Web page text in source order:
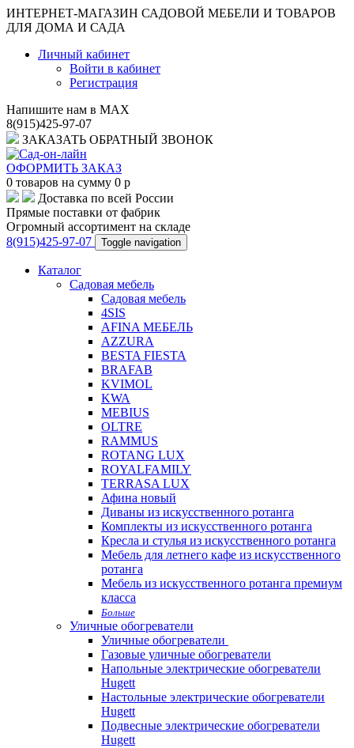
ИНТЕРНЕТ-МАГАЗИН САДОВОЙ МЕБЕЛИ И ТОВАРОВ
ДЛЯ ДОМА И САДА
Личный кабинет
Войти в кабинет
Регистрация
Напишите нам в MAX
8(915)425-97-07
ЗАКАЗАТЬ ОБРАТНЫЙ ЗВОНОК
ОФОРМИТЬ ЗАКАЗ
0 товаров на сумму 0 p
Доставка по всей России
Прямые поставки от фабрик
Огромный ассортимент на складе
8(915)425-97-07
Toggle navigation
Каталог
Садовая мебель
Садовая мебель
4SIS
AFINA МЕБЕЛЬ
AZZURA
BESTA FIESTA
BRAFAB
KVIMOL
KWA
MEBIUS
OLTRE
RAMMUS
ROTANG LUX
ROYALFAMILY
TERRASA LUX
Афина новый
Диваны из искусственного ротанга
Комплекты из искусственного ротанга
Кресла и стулья из искусственного ротанга
Мебель для летнего кафе из искусственного
ротанга
Мебель из искусственного ротанга премиум
класса
Больше
Уличные обогреватели
Уличные обогреватели
Газовые уличные обогреватели
Напольные электрические обогреватели
Hugett
Настольные электрические обогреватели
Hugett
Подвесные электрические обогреватели
Hugett